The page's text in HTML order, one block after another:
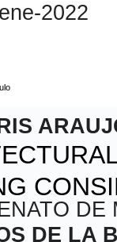
2022
DE
DE LA